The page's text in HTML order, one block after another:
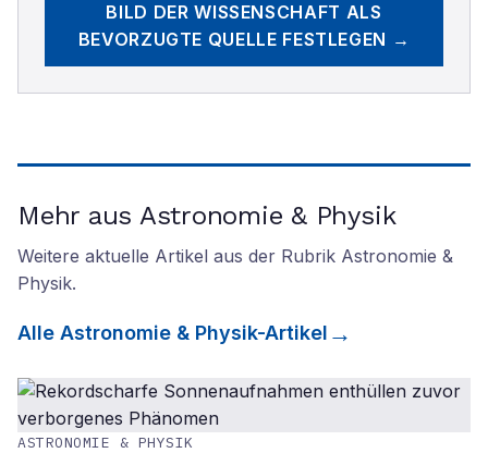
BILD DER WISSENSCHAFT ALS
BEVORZUGTE QUELLE FESTLEGEN →
Mehr aus Astronomie & Physik
Weitere aktuelle Artikel aus der Rubrik Astronomie &
Physik.
Alle Astronomie & Physik-Artikel
ASTRONOMIE & PHYSIK